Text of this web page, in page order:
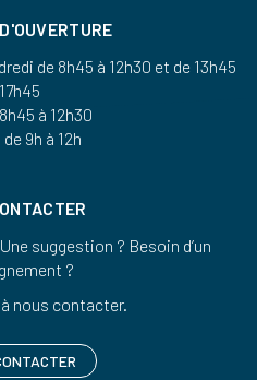
de 8h45 à 12h30 et de 13h45
à 12h30
9h à 12h
suggestion ? Besoin d’un
?
à nous contacter.